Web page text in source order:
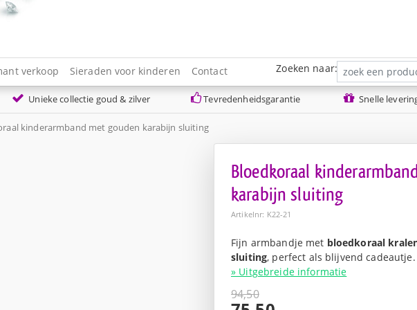
verkoop Sieraden voor kinderen Contact Zoeken naar:
Unieke collectie goud & zilver Tevredenheidsgarantie Snelle
kinderarmband met gouden karabijn sluiting
Bloedkoraal
karabijn sluiting
Artikelnr: K22-21
Fijn armbandje met bloedkoraal
sluiting, perfect als blijvend cadeautje.
» Uitgebreide informatie
94,50